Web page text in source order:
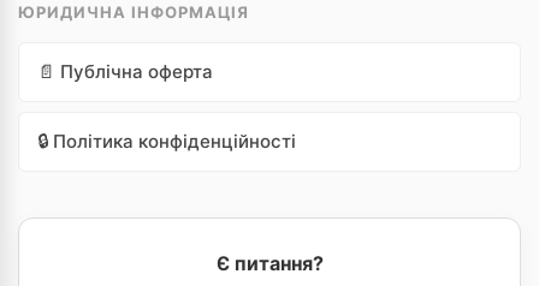
ЮРИДИЧНА ІНФОРМАЦІЯ
📄 Публічна оферта
🔒 Політика конфіденційності
Є питання?